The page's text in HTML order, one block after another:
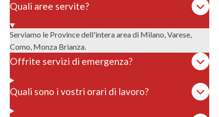
Quali aree servite?
Serviamo le Province dell'intera area di Milano, Varese,
Como, Monza Brianza.
Offrite servizi di emergenza?
Quali sono i vostri orari di lavoro?